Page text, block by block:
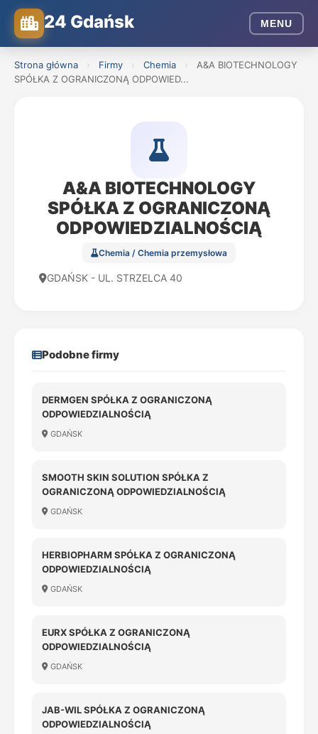
24 Gdańsk MENU
Strona główna › Firmy › Chemia ›
A&A BIOTECHNOLOGY
SPÓŁKA Z OGRANICZONĄ ODPOWIED...
A&A BIOTECHNOLOGY
SPÓŁKA Z OGRANICZONĄ
ODPOWIEDZIALNOŚCIĄ
Chemia / Chemia przemysłowa
GDAŃSK - UL. STRZELCA 40
Podobne firmy
DERMGEN SPÓŁKA Z OGRANICZONĄ
ODPOWIEDZIALNOŚCIĄ
GDAŃSK
SMOOTH SKIN SOLUTION SPÓŁKA Z
OGRANICZONĄ ODPOWIEDZIALNOŚCIĄ
GDAŃSK
HERBIOPHARM SPÓŁKA Z OGRANICZONĄ
ODPOWIEDZIALNOŚCIĄ
GDAŃSK
EURX SPÓŁKA Z OGRANICZONĄ
ODPOWIEDZIALNOŚCIĄ
GDAŃSK
JAB-WIL SPÓŁKA Z OGRANICZONĄ
ODPOWIEDZIALNOŚCIĄ